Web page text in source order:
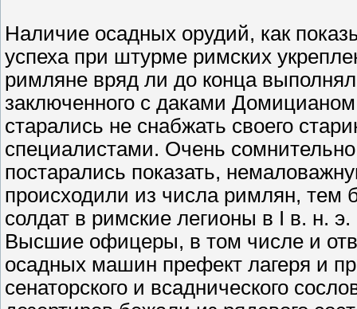
Наличие осадных орудий, как
успеха при штурме римских
римляне вряд ли до конца
заключенного с даками
старались не снабжать своего
специалистами. Очень
постарались показать,
происходили из числа римлян, тем
солдат в римские легионы в I в. н.
Высшие офицеры, в том числе и
осадных машин префект лагеря и
сенаторского и всаднического